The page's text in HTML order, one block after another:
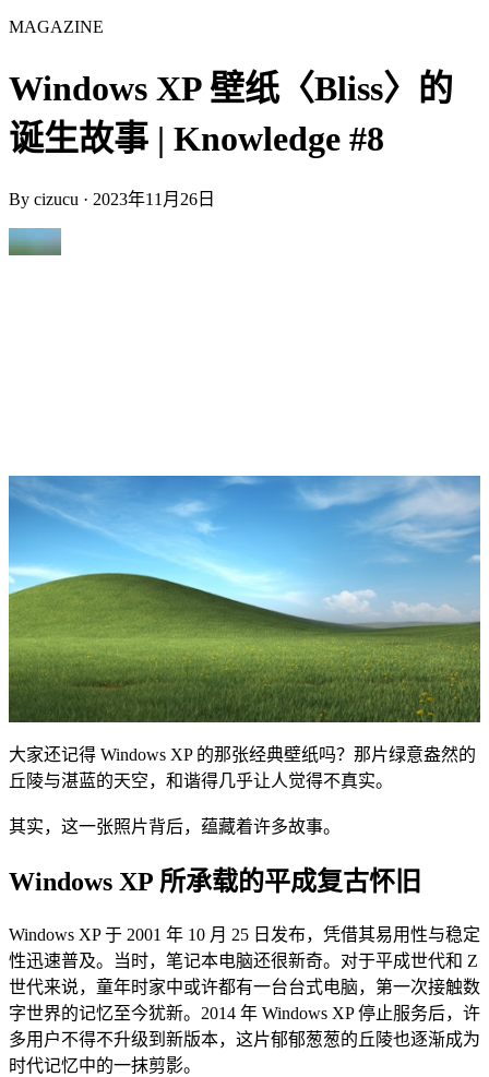
MAGAZINE
Windows XP 壁纸〈Bliss〉的
诞生故事 | Knowledge #8
By cizucu · 2023年11月26日
大家还记得 Windows XP 的那张经典壁纸吗？那片绿意盎然的
丘陵与湛蓝的天空，和谐得几乎让人觉得不真实。
其实，这一张照片背后，蕴藏着许多故事。
Windows XP 所承载的平成复古怀旧
Windows XP 于 2001 年 10 月 25 日发布，凭借其易用性与稳定
性迅速普及。当时，笔记本电脑还很新奇。对于平成世代和 Z
世代来说，童年时家中或许都有一台台式电脑，第一次接触数
字世界的记忆至今犹新。2014 年 Windows XP 停止服务后，许
多用户不得不升级到新版本，这片郁郁葱葱的丘陵也逐渐成为
时代记忆中的一抹剪影。